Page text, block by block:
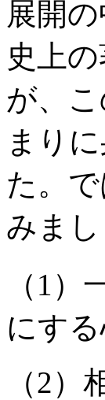
展開
史上
が、
まり
た。
みまし
（1
にする
（2